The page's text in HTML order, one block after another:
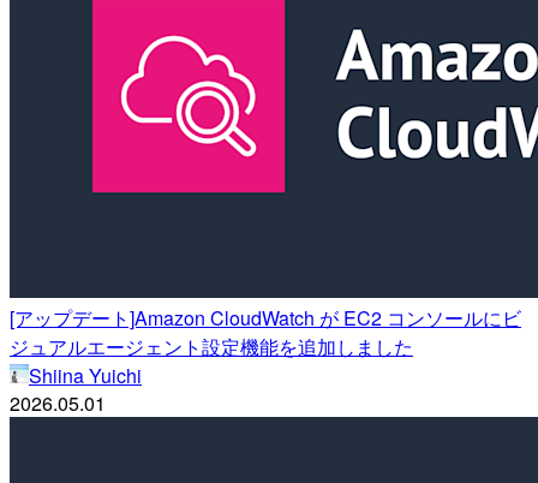
[アップデート]Amazon CloudWatch が EC2 コンソールにビ
ジュアルエージェント設定機能を追加しました
Shiina Yuichi
2026.05.01